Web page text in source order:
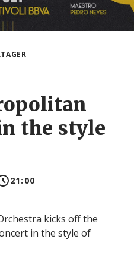
the style
21:00
kicks off the
in the style of